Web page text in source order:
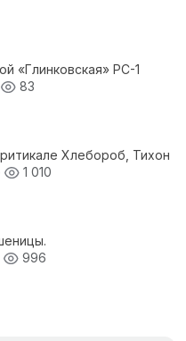
«Глинковская» РС-1
83
Хлебороб, Тихон
1 010
996